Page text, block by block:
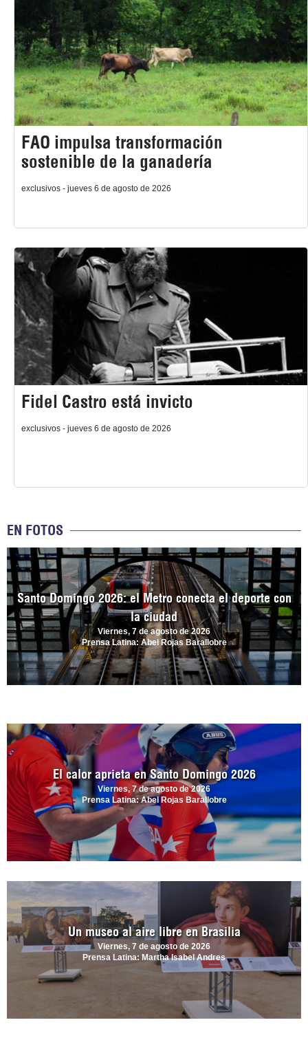
FAO impulsa transformación
sostenible de la ganadería
exclusivos - jueves 6 de agosto de 2026
Fidel Castro está invicto
exclusivos - jueves 6 de agosto de 2026
EN FOTOS
Santo Domingo 2026: el Metro conecta el deporte con
la ciudad
Viernes, 7 de agosto de 2026
Prensa Latina: Abel Rojas Barallobre
El calor aprieta en Santo Domingo 2026
Viernes, 7 de agosto de 2026
Prensa Latina: Abel Rojas Barallobre
Un museo al aire libre en Brasilia
Viernes, 7 de agosto de 2026
Prensa Latina: Martha Isabel Andres